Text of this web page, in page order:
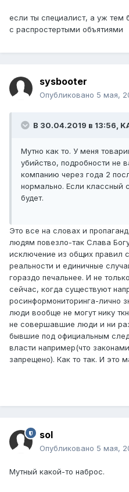
если ты специалист, а уж тем
с распростертыми объятиями
sysbooter
Опубликовано 5 мая,
В 30.04.2019 в 13:56,
Мутно как то. У меня
убийство, подробности не
компанию через года 2
нормально. Если классный
будет.
Это все на словах и
людям повезло-так Слава
исключение из общих правил
реальности и единичные
гораздо печальнее. И не
сейчас, когда существуют
росинформониторинга-лично
люди вообще не могут нику
не совершавшие люди и ни
бывшие под официальным
власти например(что
запрещено). Как то так. И это
sol
Опубликовано 5 мая,
Мутный какой-то наброс.